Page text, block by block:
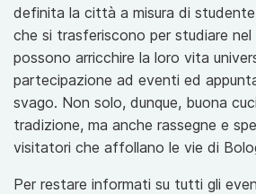
definita la città a misura di
che si trasferiscono per studiare nel
possono arricchire la loro vita
partecipazione ad eventi ed
svago. Non solo, dunque, buona
tradizione, ma anche rassegne e
visitatori che affollano le vie di
Per restare informati su tutti gli